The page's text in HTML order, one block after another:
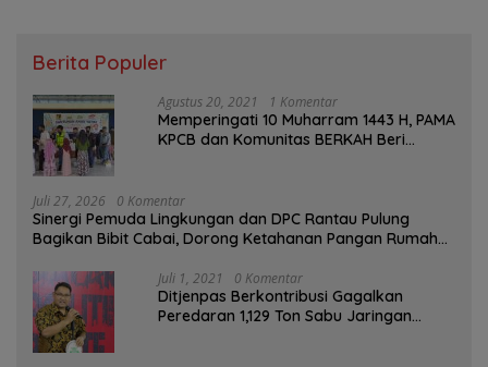
Berita Populer
Agustus 20, 2021 1 Komentar
Memperingati 10 Muharram 1443 H, PAMA
KPCB dan Komunitas BERKAH Beri
Juli 27, 2026 0 Komentar
Sinergi Pemuda Lingkungan dan DPC Rantau Pulung
Bagikan Bibit Cabai, Dorong Ketahanan Pangan Rumah
Juli 1, 2021 0 Komentar
Ditjenpas Berkontribusi Gagalkan
Peredaran 1,129 Ton Sabu Jaringan